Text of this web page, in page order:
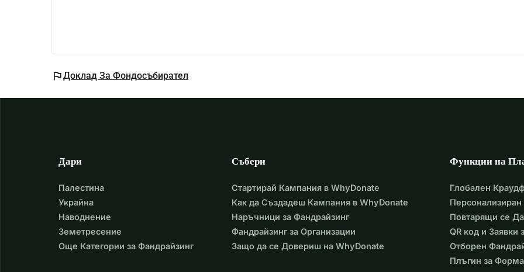
flagДоклад За Фондосъбирател
Дари
Палестина
Украйна
Наводнение
Земетресение
Още Категории за Фандрайзинг
Събери
Стартирай Кампания в WhyDonate
Как да Създадеш Кампания в WhyDonate
Наръчници за Фандрайзинг
Фандрайзинг за Организации
Защо да се Довериш на WhyDonate
Функции на
Глобален
Персонализиран
Повтарящи се
QR код и Заявки
Отборен
Плъгин за